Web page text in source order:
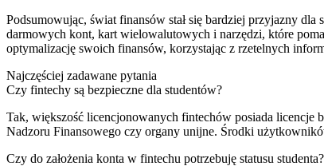
Podsumowując, świat finansów stał się bardziej przyjazny
darmowych kont, kart wielowalutowych i narzędzi, które
optymalizację swoich finansów, korzystając z rzetelnych
Najczęściej zadawane pytania
Czy fintechy są bezpieczne dla studentów?
Tak, większość licencjonowanych fintechów posiada licencje
Nadzoru Finansowego czy organy unijne. Środki
Czy do założenia konta w fintechu potrzebuję statusu studenta?